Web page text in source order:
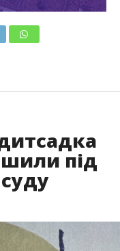
під